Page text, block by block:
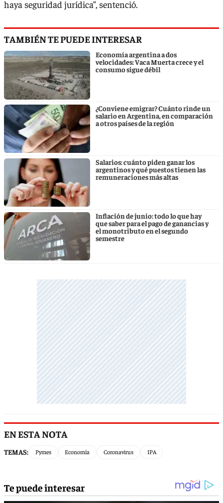
haya seguridad jurídica”, sentenció.
TAMBIÉN TE PUEDE INTERESAR
Economía argentina a dos
velocidades: Vaca Muerta crece y el
consumo sigue débil
¿Conviene emigrar? Cuánto rinde un
salario en Argentina, en comparación
a otros países de la región
Salarios: cuánto piden ganar los
argentinos y qué puestos tienen las
remuneraciones más altas
Inflación de junio: todo lo que hay
que saber para el pago de ganancias y
el monotributo en el segundo
semestre
EN ESTA NOTA
TEMAS: Pymes Economía Coronavirus IPA